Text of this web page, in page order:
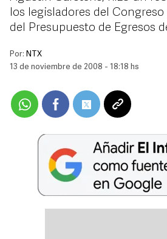
los legisladores del
del Presupuesto de Egresos
Por: NTX
13 de noviembre de 2008 - 18:18 hs